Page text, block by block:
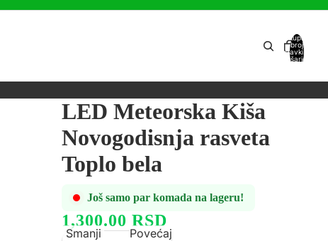
Ukupan
broj
stavki u
košarici:
LED Meteorska Kiša
Novogodisnja rasveta
Toplo bela
Još samo par komada na lageru!
1,300.00 RSD
Smanji
Povećaj